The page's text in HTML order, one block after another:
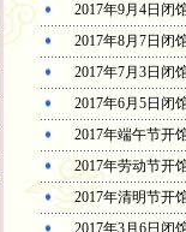
2017年9月4日闭
2017年8月7日闭
2017年7月3日闭
2017年6月5日闭
2017年端午节开
2017年劳动节开
2017年清明节开
2017年3月6日闭